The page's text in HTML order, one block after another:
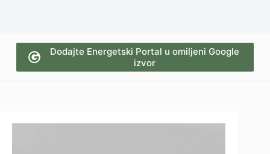
Dodajte Energetski Portal u omiljeni Google
izvor